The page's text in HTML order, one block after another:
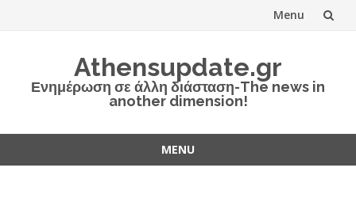
Menu
Athensupdate.gr
Ενημέρωση σε άλλη διάσταση-The news in
another dimension!
MENU